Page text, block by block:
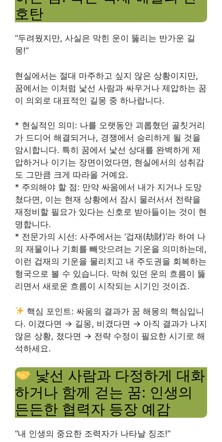
호탄
“두려웠지만, 사실은 막힌 운이 뚫리는 반가운 길
몽!”
현실에서는 절대 마주하고 싶지 않은 상황이지만,
꿈에서는 이처럼 낯선 사람과 싸우거나 제압하는 꿈
이 의외로 대표적인 길몽 중 하나랍니다.
* 현실적인 의미: 나를 오랫동안 괴롭혔던 골칫거리
가 드디어 해결되거나, 경쟁에서 승리하게 될 것을
암시합니다. 특히 꿈에서 낯선 상대를 완벽하게 제
압하거나 이기는 장면이었다면, 현실에서의 성취감
도 그만큼 크게 따라올 거예요.
* 주의해야 할 점: 만약 싸움에서 내가 지거나 도망
쳤다면, 이는 현재 상황에서 잠시 물러서서 전략을
재정비할 필요가 있다는 신호로 받아들이는 것이 현
명합니다.
* 전문가의 시선: 사주에서는 ‘겁재(劫財)’라 하여 나
의 재물이나 기회를 빼앗으려는 기운을 의미하는데,
이런 겁재의 기운을 물리치고 내 주도권을 회복하는
형국으로 볼 수 있습니다. 막혀 있던 운의 흐름이 뚫
리면서 새로운 흐름이 시작되는 시기인 것이죠.
핵심 포인트: 싸움의 결과가 꿈 해몽의 핵심입니
다. 이겼다면 → 길몽, 비겼다면 → 아직 결과가 나지
않은 상황, 졌다면 → 전략 수정이 필요한 시기로 해
석하세요.
낯선 사람과 다정하게 대화
하거나 함께 걷는 꿈: 인생의
든든한 협력자 등장 예감
“내 인생의 중요한 조력자가 나타날 징조!”